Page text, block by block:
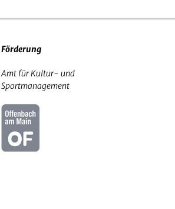
Förderung
Amt für Kultur- und
Sportmanagement